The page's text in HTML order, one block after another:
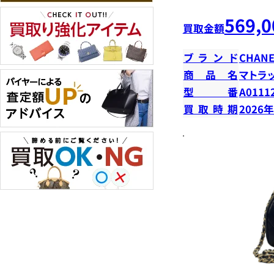
買取金額
ブランド
商品名マトラ
型番
買取時期2026